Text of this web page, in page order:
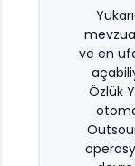
ve en
Özlük